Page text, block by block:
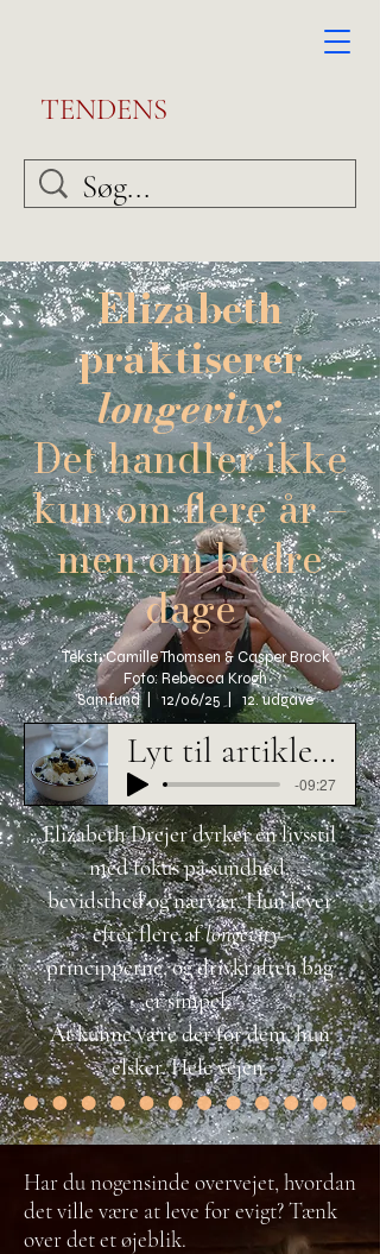
TENDENS
Elizabeth
praktiserer
longevity:
Det handler ikke
kun om flere år –
men om bedre
dage
Tekst: Camille Thomsen & Casper Brock
Foto: Rebecca Krogh
Samfund | 12/06/25 | 12. udgave
Lyt til artiklen her
-09:27
Elizabeth Drejer dyrker en livsstil
med fokus på sundhed,
bevidsthed og nærvær. Hun lever
efter flere aflongevity-
principperne, og drivkraften bag
er simpel:
At kunne være der for dem, hun
elsker. Hele vejen.
Har du nogensinde overvejet, hvordan
det ville være at leve for evigt? Tænk
over det et øjeblik.